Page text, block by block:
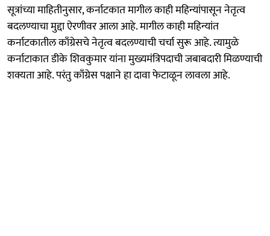
सूत्रांच्या माहितीनुसार, कर्नाटकात मागील काही महिन्यांपासून नेतृत्व
बदलण्याचा मुद्दा ऐरणीवर आला आहे. मागील काही महिन्यांत
कर्नाटकातील काँग्रेसचे नेतृत्व बदलण्याची चर्चा सुरू आहे. त्यामुळे
कर्नाटाकात डीके शिवकुमार यांना मुख्यमंत्रिपदाची जबाबदारी मिळण्याची
शक्यता आहे. परंतु काँग्रेस पक्षाने हा दावा फेटाळून लावला आहे.